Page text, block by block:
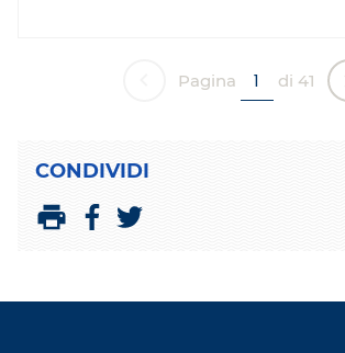
Pagina di 41
CONDIVIDI
d
d